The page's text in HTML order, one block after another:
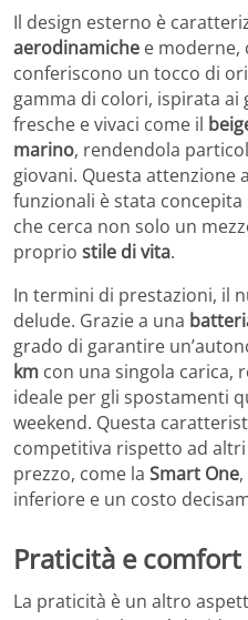
Il design esterno è
aerodinamiche e moderne,
conferiscono un tocco di
gamma di colori, ispirata ai
fresche e vivaci come il
marino, rendendola
giovani. Questa attenzione
funzionali è stata
che cerca non solo un
proprio stile di vita.
In termini di prestazioni, il
delude. Grazie a una
grado di garantire
km con una singola carica,
ideale per gli spostamenti
weekend. Questa
competitiva rispetto ad altri
prezzo, come la Smart One
inferiore e un costo
Praticità e comfort
La praticità è un altro